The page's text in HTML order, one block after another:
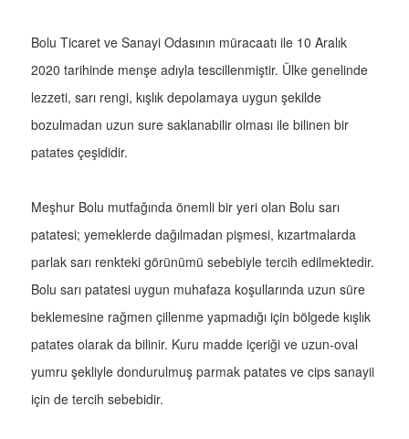
Bolu Ticaret ve Sanayi Odasının müracaatı ile 10 Aralık
2020 tarihinde menşe adıyla tescillenmiştir. Ülke genelinde
lezzeti, sarı rengi, kışlık depolamaya uygun şekilde
bozulmadan uzun sure saklanabilir olması ile bilinen bir
patates çeşididir.
Meşhur Bolu mutfağında önemli bir yeri olan Bolu sarı
patatesi; yemeklerde dağılmadan pişmesi, kızartmalarda
parlak sarı renkteki görünümü sebebiyle tercih edilmektedir.
Bolu sarı patatesi uygun muhafaza koşullarında uzun süre
beklemesine rağmen çillenme yapmadığı için bölgede kışlık
patates olarak da bilinir. Kuru madde içeriği ve uzun-oval
yumru şekliyle dondurulmuş parmak patates ve cips sanayii
için de tercih sebebidir.